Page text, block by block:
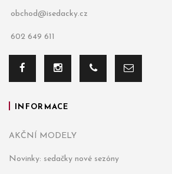
obchod@isedacky.cz
602 649 611
INFORMACE
AKČNÍ MODELY
Novinky: sedačky nové sezóny